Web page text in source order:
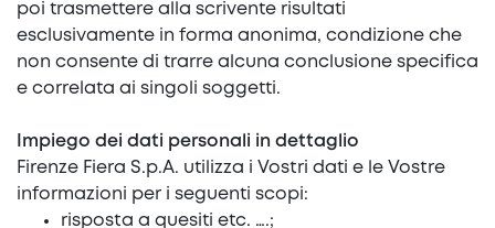
poi trasmettere alla scrivente risultati
esclusivamente in forma anonima, condizione che
non consente di trarre alcuna conclusione specifica
e correlata ai singoli soggetti.
Impiego dei dati personali in dettaglio
Firenze Fiera S.p.A. utilizza i Vostri dati e le Vostre
informazioni per i seguenti scopi:
risposta a quesiti etc. ….;